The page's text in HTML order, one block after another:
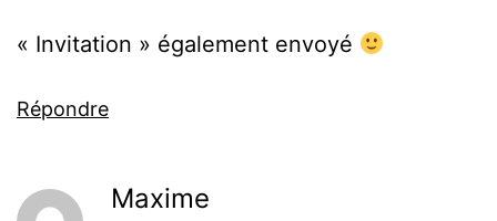
« Invitation » également envoyé
Répondre
Maxime